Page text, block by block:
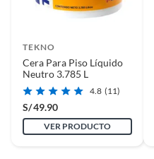
TEKNO
Cera Para Piso Líquido
Neutro 3.785 L
4.8 (11)
S/49.90
VER PRODUCTO